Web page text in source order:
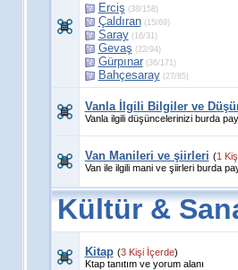
Erciş (38/158)
Çaldıran(15/69)
Saray(16/31)
Gevaş (22/94)
Gürpınar(36/171)
Bahçesaray(27/85)
Vanla İlgili Bilgiler ve
Vanla ilgili düşüncelerinizi burda
Van Manileri ve şiirleri (1
Van ile ilgili mani ve şiirleri burda
Kültür &
Kitap (3 Kişi İçerde)
Ktap tanıtım ve yorum alanı